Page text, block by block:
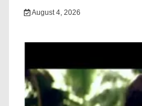
August 4, 2026